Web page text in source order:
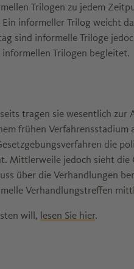
Trilogen zu jedem
informeller Trilog weicht
sind informelle Triloge
Trilogen begleitet.
tragen sie wesentlich
frühen
die
jedoch sieht die
über die Verhandlungen
Verhandlungstreffen
will, lesen Sie hier.